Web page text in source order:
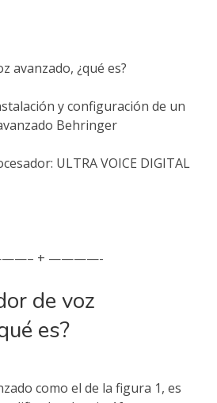
avanzado, ¿qué es?
y configuración de un
Behringer
ULTRA VOICE DIGITAL
+ ————-
de voz
es?
como el de la figura 1, es